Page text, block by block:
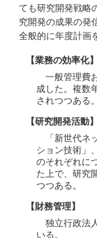
ても研究開発戦略
究開発の成果の発
全般的に年度計画
【業務の効率化】
一般管理費
成した。複数
されつつある。
【研究開発活動】
「新世代ネ
ション技術」
のそれぞれに
た上で、研究
つつある。
【財務管理】
独立行政法
いる。